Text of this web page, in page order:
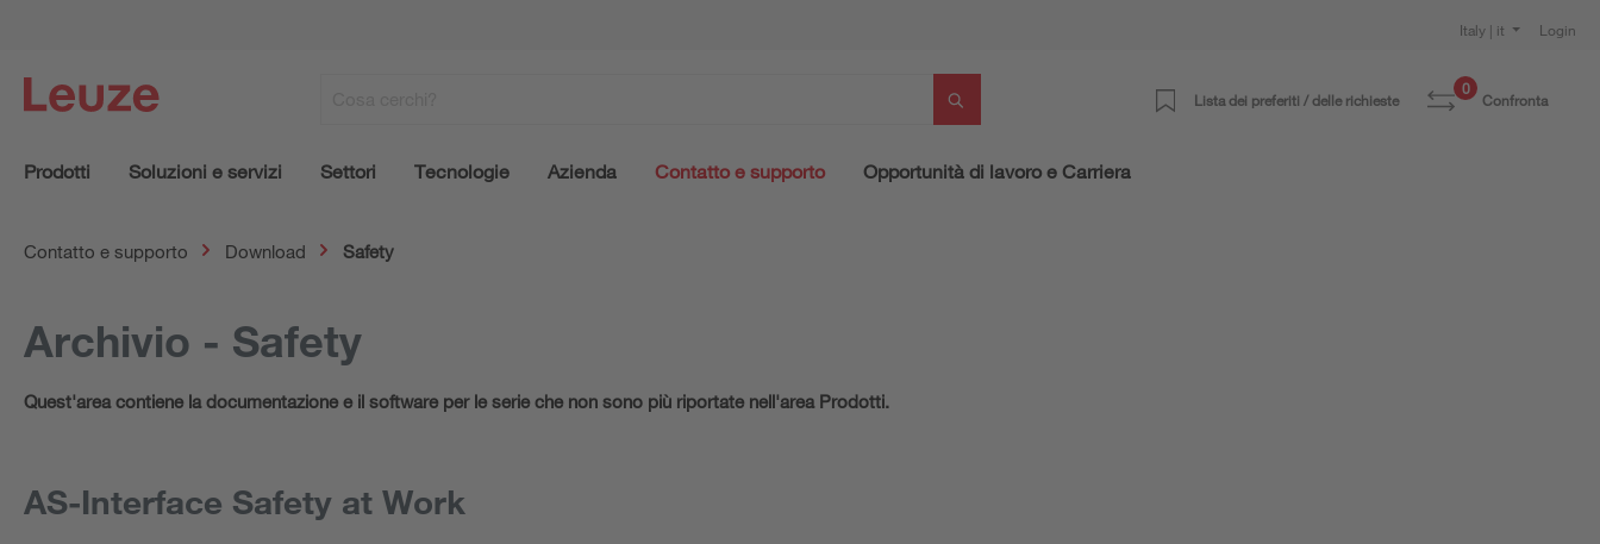
Italy | it Login
Lista dei preferiti / delle richieste
0
Confronta
Prodotti Soluzioni e servizi Settori Tecnologie Azienda Contatto e supporto Opportunità di lavoro e Carriera
Contatto e supporto Download Safety
Archivio - Safety
Quest'area contiene la documentazione e il software per le serie che non sono più riportate nell'area Prodotti.
AS-Interface Safety at Work